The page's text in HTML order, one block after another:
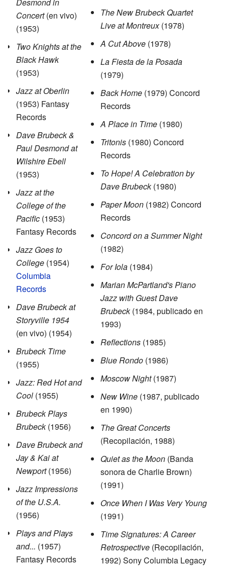
Desmond in
Concert(en vivo)
(1953)
Two Knights at the
Black Hawk
(1953)
Jazz at Oberlin
(1953) Fantasy
Records
Dave Brubeck &
Paul Desmond at
Wilshire Ebell
(1953)
Jazz at the
College of the
Pacific (1953)
Fantasy Records
Jazz Goes to
College (1954)
Columbia
Records
Dave Brubeck at
Storyville 1954
(en vivo) (1954)
Brubeck Time
(1955)
Jazz: Red Hot and
Cool (1955)
Brubeck Plays
Brubeck(1956)
Dave Brubeck and
Jay & Kai at
Newport(1956)
Jazz Impressions
of the U.S.A.
(1956)
Plays and Plays
and... (1957)
Fantasy Records
The New Brubeck Quartet
Live at Montreux(1978)
A Cut Above (1978)
La Fiesta de la Posada
(1979)
Back Home (1979) Concord
Records
A Place in Time (1980)
Tritonis (1980) Concord
Records
To Hope! A Celebration by
Dave Brubeck(1980)
Paper Moon (1982) Concord
Records
Concord on a Summer Night
(1982)
For Iola (1984)
Marian McPartland's Piano
Jazz with Guest Dave
Brubeck(1984, publicado en
1993)
Reflections (1985)
Blue Rondo (1986)
Moscow Night(1987)
New Wine (1987, publicado
en 1990)
The Great Concerts
(Recopilación, 1988)
Quiet as the Moon (Banda
sonora de Charlie Brown)
(1991)
Once When I Was Very Young
(1991)
Time Signatures: A Career
Retrospective (Recopilación,
1992) Sony Columbia Legacy